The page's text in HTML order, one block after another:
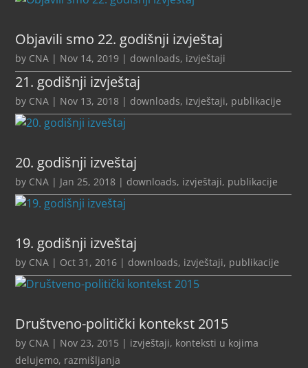
Objavili smo 22. godišnji izvještaj
by CNA | Nov 14, 2019 | downloads, izvještaji
21. godišnji izvještaj
by CNA | Nov 13, 2018 | downloads, izvještaji, publikacije
20. godišnji izveštaj
by CNA | Jan 25, 2018 | downloads, izvještaji, publikacije
19. godišnji izveštaj
by CNA | Oct 31, 2016 | downloads, izvještaji, publikacije
Društveno-politički kontekst 2015
by CNA | Nov 23, 2015 | izvještaji, konteksti u kojima
delujemo, razmišljanja